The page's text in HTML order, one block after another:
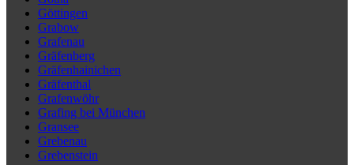
Göttingen
Grabow
Grafenau
Gräfenberg
Gräfenhainichen
Gräfenthal
Grafenwöhr
Grafing bei München
Gransee
Grebenau
Grebenstein